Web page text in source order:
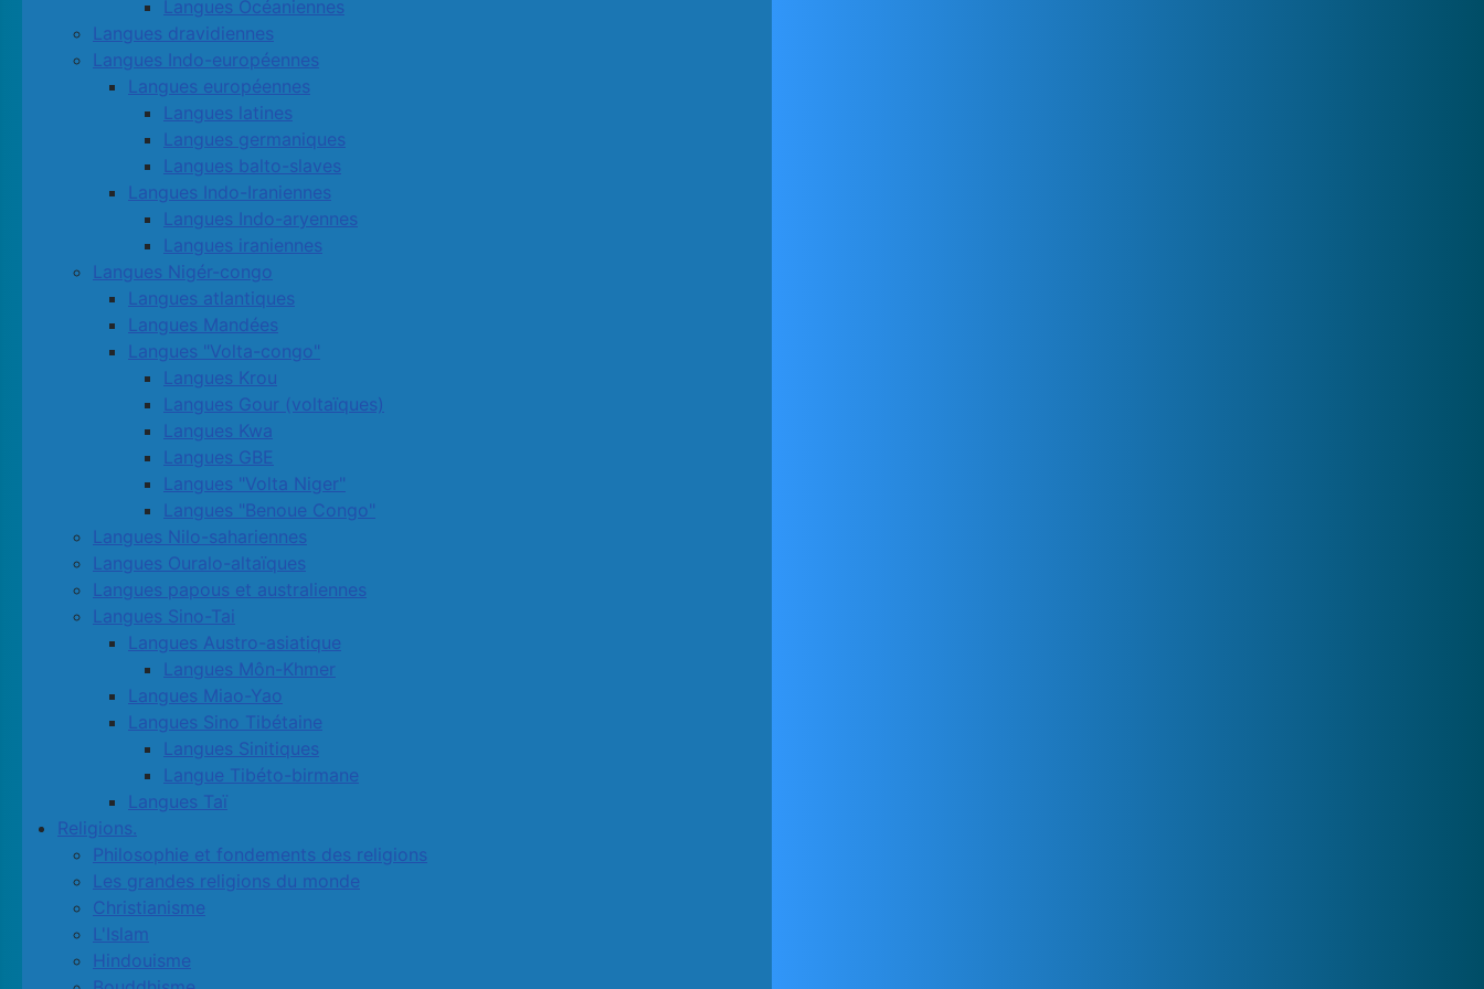
Langues Océaniennes
Langues dravidiennes
Langues Indo-européennes
Langues européennes
Langues latines
Langues germaniques
Langues balto-slaves
Langues Indo-Iraniennes
Langues Indo-aryennes
Langues iraniennes
Langues Nigér-congo
Langues atlantiques
Langues Mandées
Langues "Volta-congo"
Langues Krou
Langues Gour (voltaïques)
Langues Kwa
Langues GBE
Langues "Volta Niger"
Langues "Benoue Congo"
Langues Nilo-sahariennes
Langues Ouralo-altaïques
Langues papous et australiennes
Langues Sino-Tai
Langues Austro-asiatique
Langues Môn-Khmer
Langues Miao-Yao
Langues Sino Tibétaine
Langues Sinitiques
Langue Tibéto-birmane
Langues Taï
Religions.
Philosophie et fondements des religions
Les grandes religions du monde
Christianisme
L'Islam
Hindouisme